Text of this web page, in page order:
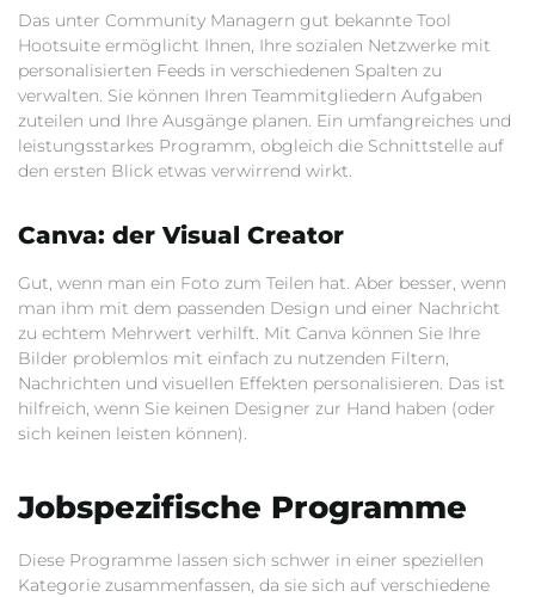
Das unter Community Managern gut bekannte Tool
Hootsuite ermöglicht Ihnen, Ihre sozialen Netzwerke mit
personalisierten Feeds in verschiedenen Spalten zu
verwalten. Sie können Ihren Teammitgliedern Aufgaben
zuteilen und Ihre Ausgänge planen. Ein umfangreiches und
leistungsstarkes Programm, obgleich die Schnittstelle auf
den ersten Blick etwas verwirrend wirkt.
Canva: der Visual Creator
Gut, wenn man ein Foto zum Teilen hat. Aber besser, wenn
man ihm mit dem passenden Design und einer Nachricht
zu echtem Mehrwert verhilft. Mit Canva können Sie Ihre
Bilder problemlos mit einfach zu nutzenden Filtern,
Nachrichten und visuellen Effekten personalisieren. Das ist
hilfreich, wenn Sie keinen Designer zur Hand haben (oder
sich keinen leisten können).
Jobspezifische Programme
Diese Programme lassen sich schwer in einer speziellen
Kategorie zusammenfassen, da sie sich auf verschiedene